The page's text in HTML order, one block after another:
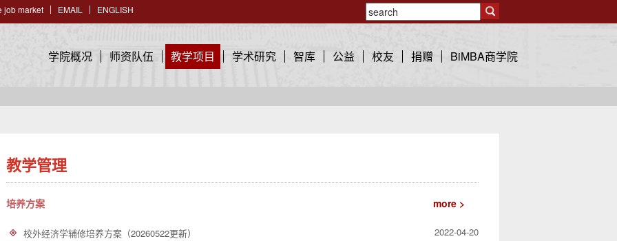
job market EMAIL ENGLISH
学院概况 师资队伍 教学项目 学术研究 智库 公益 校友 捐赠 BiMBA商学院
教学管理
培养方案 more >
校外经济学辅修培养方案（20260522更新）
2022-04-20